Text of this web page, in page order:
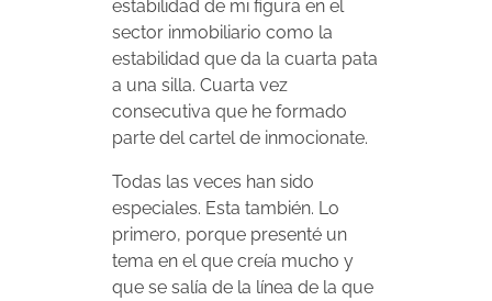
estabilidad de mi figura en el
sector inmobiliario como la
estabilidad que da la cuarta pata
a una silla. Cuarta vez
consecutiva que he formado
parte del cartel de inmocionate.
Todas las veces han sido
especiales. Esta también. Lo
primero, porque presenté un
tema en el que creía mucho y
que se salía de la línea de la que